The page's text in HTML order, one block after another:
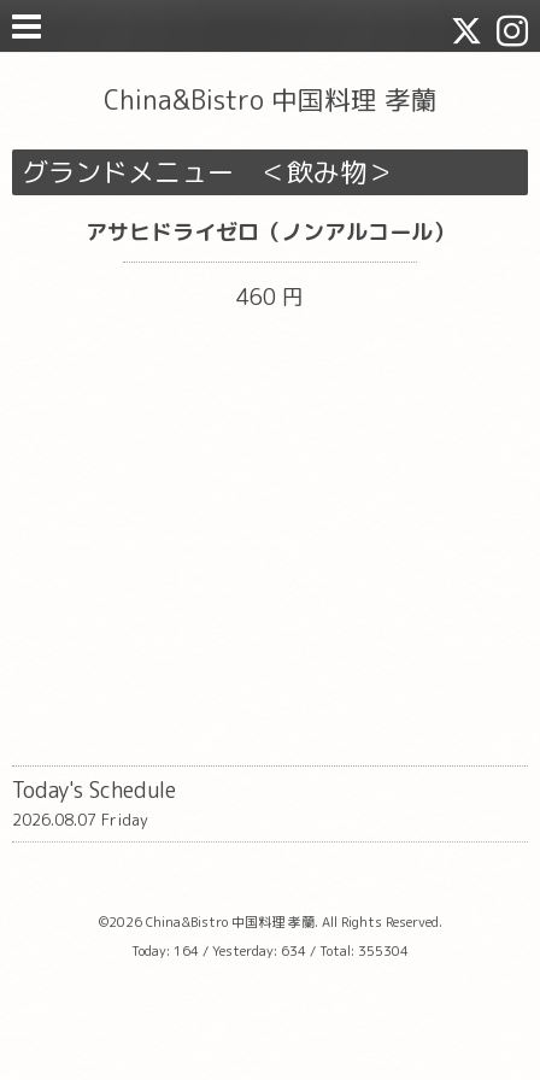
China&Bistro 中国料理 孝蘭
グランドメニュー ＜飲み物＞
アサヒドライゼロ（ノンアルコール）
460 円
Today's Schedule
2026.08.07 Friday
©2026China&Bistro 中国料理 孝蘭. All Rights Reserved.
Today: 164/ Yesterday: 634/ Total: 355304